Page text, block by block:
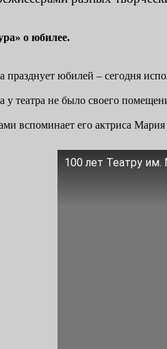
о юбилее.
празднует юбилей – сегодня
у театра не было своего
вспоминает его актриса
100 лет Театру